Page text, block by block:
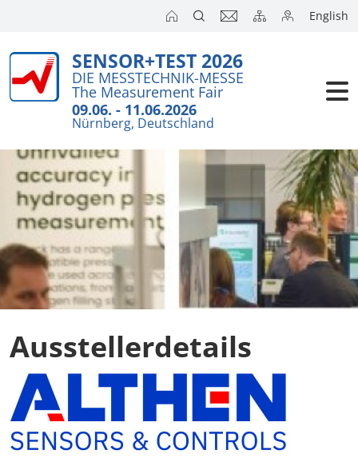
English
SENSOR+TEST 2026
DIE MESSTECHNIK-MESSE
The Measurement Fair
09.06. - 11.06.2026
Nürnberg, Deutschland
Ausstellerdetails
SENSOR
SENSOR
Aussteller
Besucher
Presse